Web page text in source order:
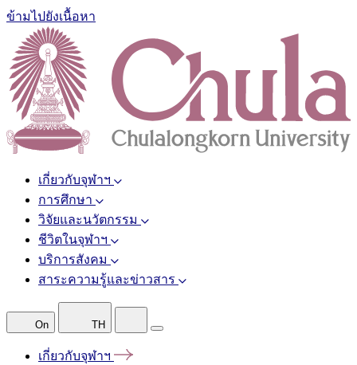
ข้ามไปยังเนื้อหา
เกี่ยวกับจุฬาฯ
การศึกษา
วิจัยและนวัตกรรม
ชีวิตในจุฬาฯ
บริการสังคม
สาระความรู้และข่าวสาร
On TH
เกี่ยวกับจุฬาฯ